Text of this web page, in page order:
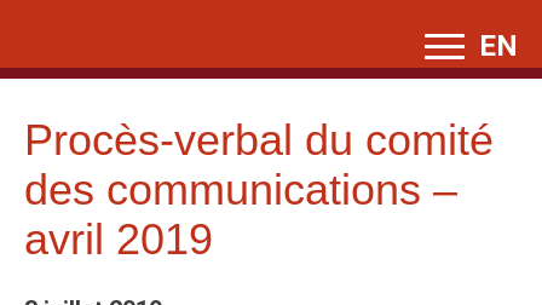
content
EN
Procès-verbal du comité
des communications –
avril 2019